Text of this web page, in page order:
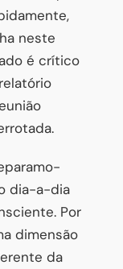
neste
é crítico
dia-a-dia
Por
dimensão
da